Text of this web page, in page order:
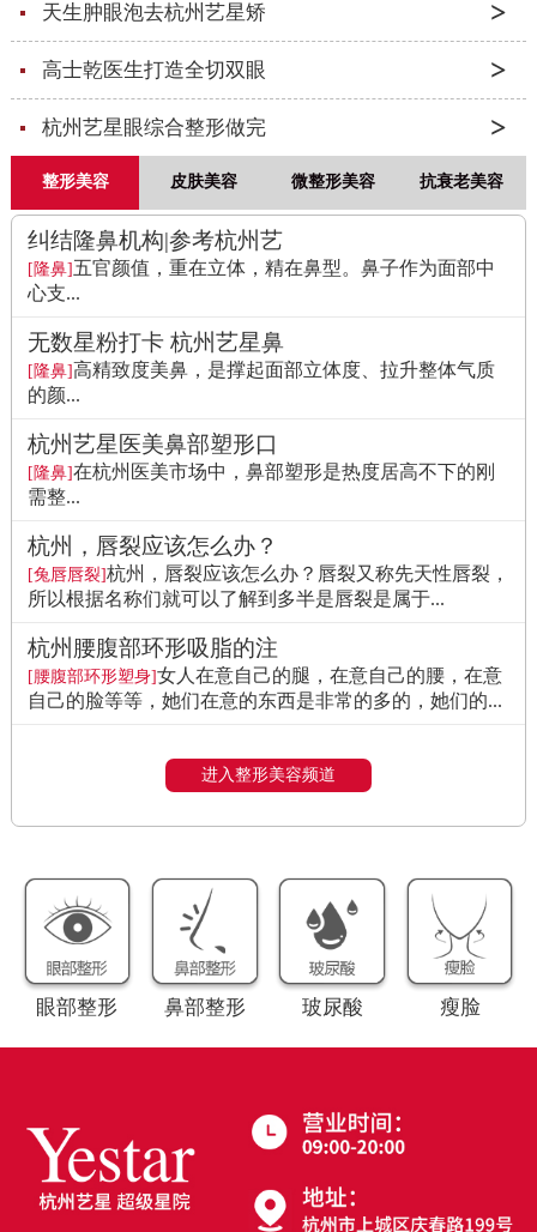
天生肿眼泡去杭州艺星矫
高士乾医生打造全切双眼
杭州艺星眼综合整形做完
整形美容 皮肤美容 微整形美容 抗衰老美容
纠结隆鼻机构|参考杭州艺
[隆鼻]五官颜值，重在立体，精在鼻型。鼻子作为面部中
心支...
无数星粉打卡 杭州艺星鼻
[隆鼻]高精致度美鼻，是撑起面部立体度、拉升整体气质
的颜...
杭州艺星医美鼻部塑形口
[隆鼻]在杭州医美市场中，鼻部塑形是热度居高不下的刚
需整...
杭州，唇裂应该怎么办？
[兔唇唇裂]杭州，唇裂应该怎么办？唇裂又称先天性唇裂，
所以根据名称们就可以了解到多半是唇裂是属于...
杭州腰腹部环形吸脂的注
[腰腹部环形塑身]女人在意自己的腿，在意自己的腰，在意
自己的脸等等，她们在意的东西是非常的多的，她们的...
进入整形美容频道
眼部整形 鼻部整形 玻尿酸 瘦脸